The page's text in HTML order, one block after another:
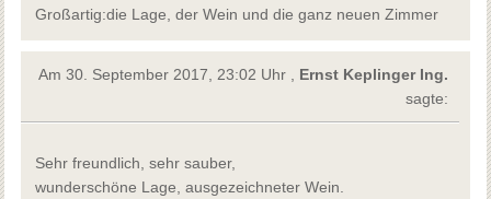
Großartig:die Lage, der Wein und die ganz neuen Zimmer
Am 30. September 2017, 23:02 Uhr , Ernst Keplinger Ing.
sagte:
Sehr freundlich, sehr sauber,
wunderschöne Lage, ausgezeichneter Wein.